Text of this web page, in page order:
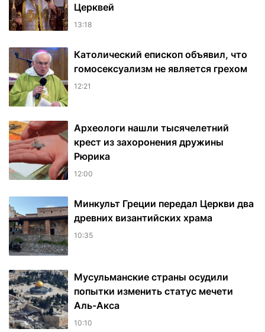
Церквей
13:18
Католический епископ объявил, что
гомосексуализм не является грехом
12:21
Археологи нашли тысячелетний
крест из захоронения дружины
Рюрика
12:00
Минкульт Греции передал Церкви два
древних византийских храма
10:35
Мусульманские страны осудили
попытки изменить статус мечети
Аль-Акса
10:10